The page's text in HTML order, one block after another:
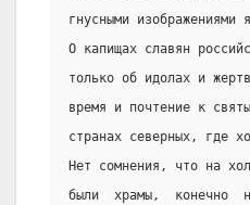
гнусными
О капищах славян
только об идолах и
время и почтение к
странах северных, где
Нет сомнения, что на
были  храмы,  конечно